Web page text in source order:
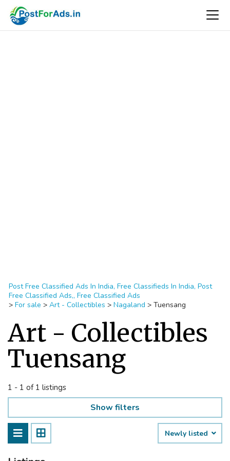
Post Free Classified Ads In India, Free Classifieds In India, Post
Free Classified Ads,, Free Classified Ads
> For sale > Art - Collectibles > Nagaland > Tuensang
Art - Collectibles
Tuensang
1 - 1 of 1 listings
Show filters
Newly listed